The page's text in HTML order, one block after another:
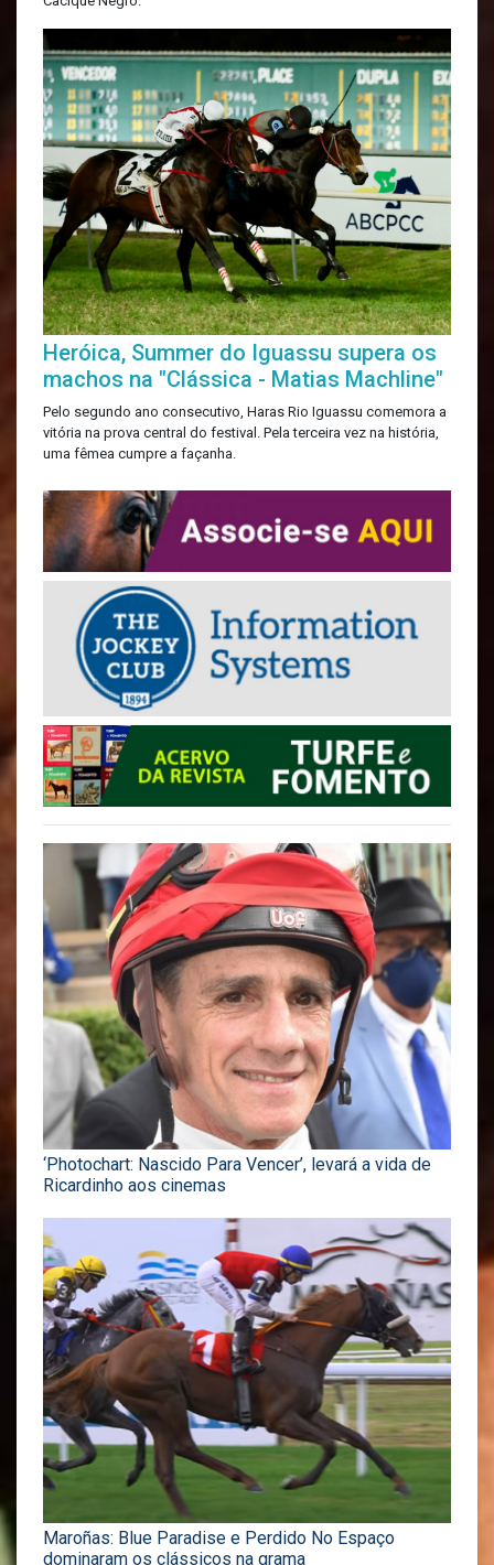
Heróica, Summer do Iguassu supera os
machos na "Clássica - Matias Machline"
Pelo segundo ano consecutivo, Haras Rio Iguassu comemora a
vitória na prova central do festival. Pela terceira vez na história,
uma fêmea cumpre a façanha.
‘Photochart: Nascido Para Vencer’, levará a vida de
Ricardinho aos cinemas
Maroñas: Blue Paradise e Perdido No Espaço
dominaram os clássicos na grama